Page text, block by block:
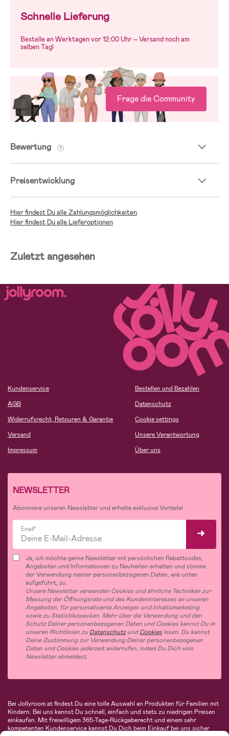
Schnelle Lieferung
Bestelle an Werktagen vor 12:00 Uhr – Versand noch am
selben Tag!
Frage die Community
Bewertung
Preisentwicklung
Hier findest Du alle Zahlungsmöglichkeiten
Hier findest Du alle Lieferoptionen
Zuletzt angesehen
Kundenservice
AGB
Widerrufsrecht, Retouren & Garantie
Versand
Impressum
Bestellen und Bezahlen
Datenschutz
Cookie settings
Unsere Verantwortung
Über uns
NEWSLETTER
Abonniere unseren Newsletter und erhalte exklusive Vorteile!
Email*
Ja, ich möchte gerne Newsletter mit persönlichen Rabattcodes,
Angeboten und Informationen zu Neuheiten erhalten und stimme
der Verwendung meiner personenbezogenen Daten, wie unten
aufgeführt, zu.
Unsere Newsletter verwenden Cookies und ähnliche Techniken zur
Messung der Öffnungsrate und des Kundeninteresses an unseren
Angeboten, für personalisierte Anzeigen und Inhaltsmarketing
sowie zu Statistikzwecken. Mehr über die Verwendung und den
Schutz Deiner personenbezogenen Daten und Cookies kannst Du in
unseren Richtlinien zu DatenschutzundCookies lesen. Du kannst
Deine Zustimmung zur Verwendung Deiner personenbezogenen
Daten und Cookies jederzeit widerrufen, indem Du Dich vom
Newsletter abmeldest.
Bei Jollyroom.at findest Du eine tolle Auswahl an Produkten für Familien mit
Kindern. Bei uns kannst Du schnell, einfach und stets zu niedrigen Preisen
einkaufen. Mit freiwilligem 365-Tage-Rückgaberecht und einem sehr
kompetenten Kundenservice kannst Du Dich beim Einkauf bei uns sicher